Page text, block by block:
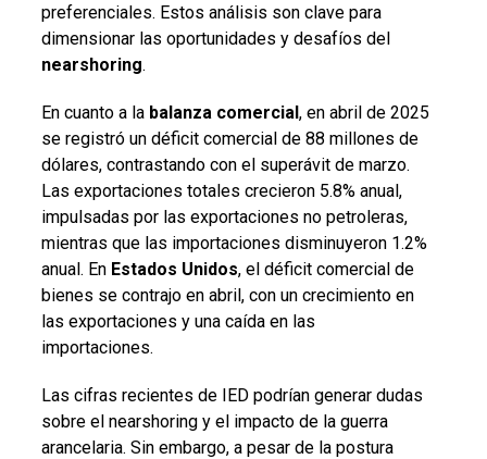
preferenciales. Estos análisis son clave para
dimensionar las oportunidades y desafíos del
nearshoring.
En cuanto a la balanza comercial, en abril de 2025
se registró un déficit comercial de 88 millones de
dólares, contrastando con el superávit de marzo.
Las exportaciones totales crecieron 5.8% anual,
impulsadas por las exportaciones no petroleras,
mientras que las importaciones disminuyeron 1.2%
anual. En Estados Unidos, el déficit comercial de
bienes se contrajo en abril, con un crecimiento en
las exportaciones y una caída en las
importaciones.
Las cifras recientes de IED podrían generar dudas
sobre el nearshoring y el impacto de la guerra
arancelaria. Sin embargo, a pesar de la postura